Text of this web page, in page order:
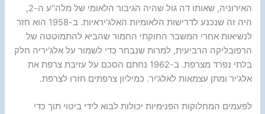
האירוניה, שאותו דה גול שהיה הגיבור הלאומי של מלה"ע ה-2,
היה זה שנכנע לדרישות הלאומיות האלג'יראיות. ב-1958 הוא חזר
לנשיאות אחרי המשבר החוקתי החמור שהביא להתמוטטה של
הרפובליקה הרביעית, למרות שנבחר כדי לשמור על אלג'יריה חלק
בלתי נפרד מצרפת. ב-1962 נחתם הסכם על עזיבת צרפת את
אלג'יר ומתן עצמאות לאלג'יר. כמיליון צרפתים חזרו לצרפת.
לפעמים המחלוקות הפנימיות יכולות לבוא לידי ביטוי תוך כדי